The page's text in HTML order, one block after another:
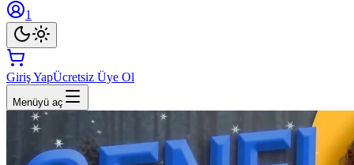
1
Giriş YapÜcretsiz Üye Ol
Menüyü aç